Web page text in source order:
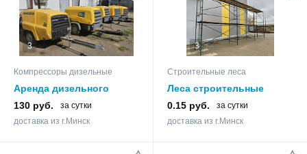
3
Компрессоры дизельные
Аренда дизельного
компрессора
130 руб.
за сутки
доставка из г.Минск
3
Строительные леса
Леса строительные
рамные ЛРСП-40
0.15 руб.
за сутки
доставка из г.Минск